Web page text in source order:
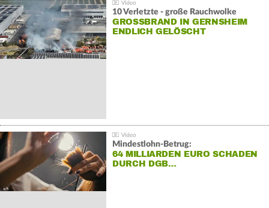
10 Verletzte - große Rauchwolke
GROSSBRAND IN GERNSHEIM E
NDLICH GELÖSCHT
Mindestlohn-Betrug:
64 MILLIARDEN EURO SCHADEN
DURCH DGB…